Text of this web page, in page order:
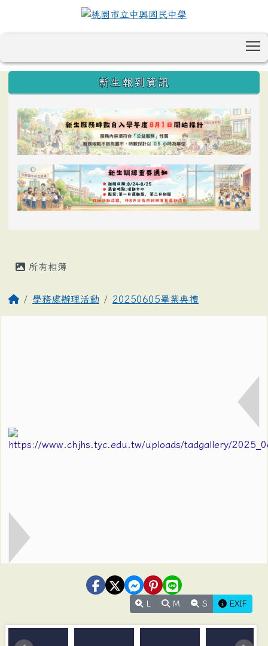
:::
新生報到資訊
所有相簿
學務處辦理活動 20250605畢業典禮
M S EXIF